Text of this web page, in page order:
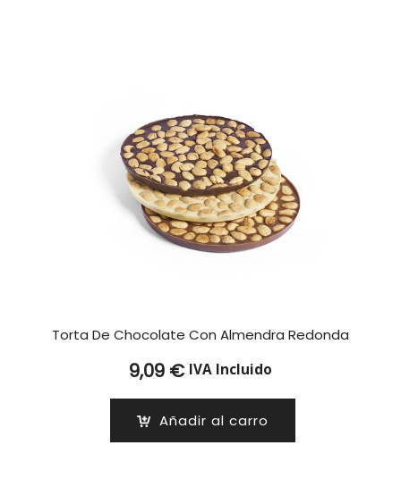
Torta De Chocolate Con Almendra Redonda
9,09 € IVA Incluido
Añadir al carro